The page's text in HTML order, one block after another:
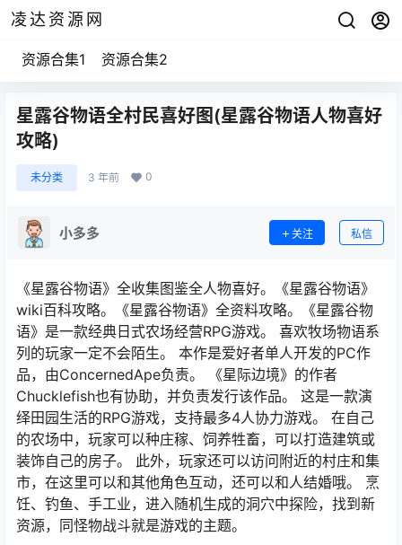
凌达资源网
资源合集1 资源合集2
星露谷物语全村民喜好图(星露谷物语人物喜好
攻略)
未分类 3 年前 0
小多多 关注 私信
《星露谷物语》全收集图鉴全人物喜好。《星露谷物语》
wiki百科攻略。《星露谷物语》全资料攻略。《星露谷物
语》是一款经典日式农场经营RPG游戏。 喜欢牧场物语系
列的玩家一定不会陌生。 本作是爱好者单人开发的PC作
品，由ConcernedApe负责。 《星际边境》的作者
Chucklefish也有协助，并负责发行该作品。 这是一款演
绎田园生活的RPG游戏，支持最多4人协力游戏。 在自己
的农场中，玩家可以种庄稼、饲养牲畜，可以打造建筑或
装饰自己的房子。 此外，玩家还可以访问附近的村庄和集
市，在这里可以和其他角色互动，还可以和人结婚哦。 烹
饪、钓鱼、手工业，进入随机生成的洞穴中探险，找到新
资源，同怪物战斗就是游戏的主题。